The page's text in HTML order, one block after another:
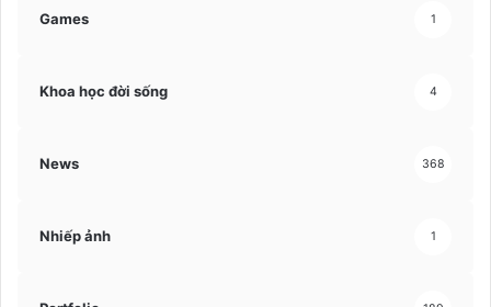
Games 1
Khoa học đời sống 4
News 368
Nhiếp ảnh 1